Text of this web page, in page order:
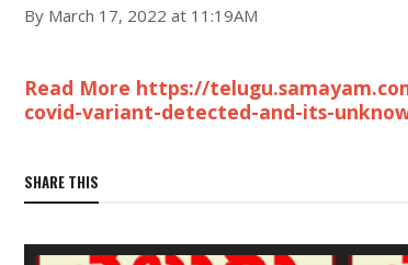
By March 17, 2022 at 11:19AM
Read More https://
covid-variant-detected-and-its-
SHARE THIS